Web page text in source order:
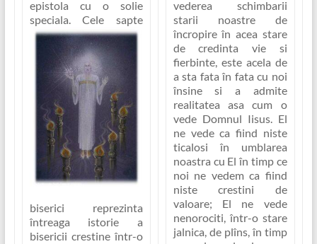
epistola cu o solie
speciala.Cele sapte
biserici reprezinta
întreaga istorie a
bisericii crestine într-o
vederea schimbarii
starii noastre de
încropire în acea stare
de credinta vie si
fierbinte, este acela de
a sta fata în fata cu noi
însine si a admite
realitatea asa cum o
vede Domnul Iisus. El
ne vede ca fiind niste
ticalosi în umblarea
noastra cu El în timp ce
noi ne vedem ca fiind
niste crestini de
valoare; El ne vede
nenorociti, într-o stare
jalnica, de plîns, în timp